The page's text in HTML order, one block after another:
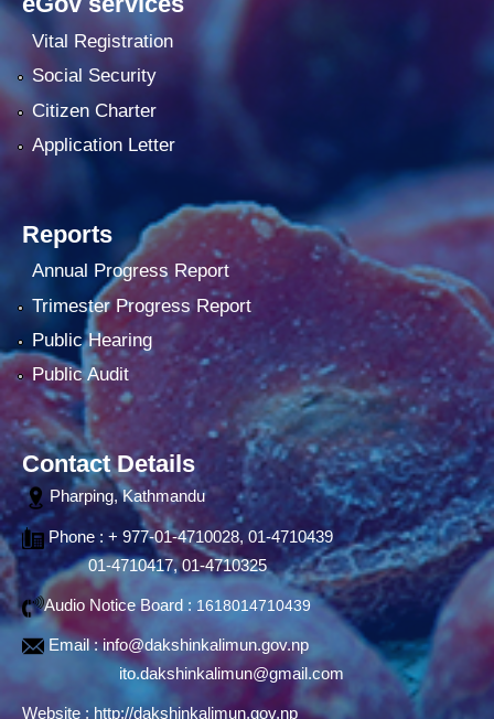
Vital Registration
Social Security
Citizen Charter
Application Letter
Reports
Annual Progress Report
Trimester Progress Report
Public Hearing
Public Audit
Contact Details
Pharping, Kathmandu
Phone : + 977-01-4710028, 01-4710439
01-4710417, 01-4710325
Audio Notice Board : 1618014710439
Email :info@dakshinkalimun.gov.np
ito.dakshinkalimun@gmail.com
Website : http://dakshinkalimun.gov.np